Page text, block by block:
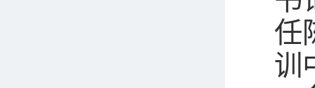
任
训